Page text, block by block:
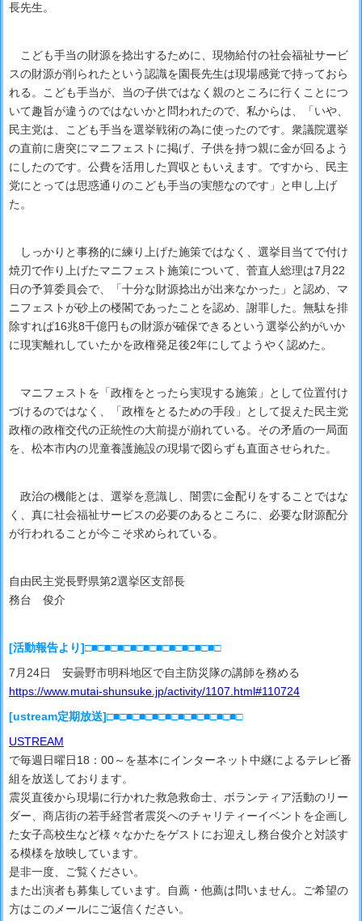
長先生。
こども手当の財源を捻出するために、現物給付の社会福祉サービ
スの財源が削られたという認識を園長先生は現場感覚で持っておら
れる。こども手当が、当の子供ではなく親のところに行くことにつ
いて趣旨が違うのではないかと問われたので、私からは、「いや、
民主党は、こども手当を選挙戦術の為に使ったのです。衆議院選挙
の直前に唐突にマニフェストに掲げ、子供を持つ親に金が回るよう
にしたのです。公費を活用した買収ともいえます。ですから、民主
党にとっては思惑通りのこども手当の実態なのです」と申し上げ
た。
しっかりと事務的に練り上げた施策ではなく、選挙目当てで付け
焼刃で作り上げたマニフェスト施策について、菅直人総理は7月22
日の予算委員会で、「十分な財源捻出が出来なかった」と認め、マ
ニフェストが砂上の楼閣であったことを認め、謝罪した。無駄を排
除すれば16兆8千億円もの財源が確保できるという選挙公約がいか
に現実離れしていたかを政権発足後2年にしてようやく認めた。
マニフェストを「政権をとったら実現する施策」として位置付け
づけるのではなく、「政権をとるための手段」として捉えた民主党
政権の政権交代の正統性の大前提が崩れている。その矛盾の一局面
を、松本市内の児童養護施設の現場で図らずも直面させられた。
政治の機能とは、選挙を意識し、闇雲に金配りをすることではな
く、真に社会福祉サービスの必要のあるところに、必要な財源配分
が行われることが今こそ求められている。
自由民主党長野県第2選挙区支部長
務台 俊介
[活動報告より]□■□■□■□■□■□■□■□■□■□■□
7月24日 安曇野市明科地区で自主防災隊の講師を務める
https://www.mutai-shunsuke.jp/activity/1107.html#110724
[ustream定期放送]□■□■□■□■□■□■□■□■□■□■□
USTREAM
で毎週日曜日18：00～を基本にインターネット中継によるテレビ番
組を放送しております。
震災直後から現場に行かれた救急救命士、ボランティア活動のリー
ダー、商店街の若手経営者震災へのチャリティーイベントを企画し
た女子高校生など様々なかたをゲストにお迎えし務台俊介と対談す
る模様を放映しています。
是非一度、ご覧ください。
また出演者も募集しています。自薦・他薦は問いません。ご希望の
方はこのメールにご返信ください。